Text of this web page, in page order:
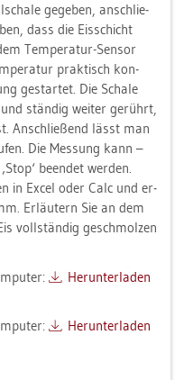
ge­ge­ben, an­schlie­
dass die Eis­schicht
Tem­pe­ra­tur-Sen­sor
prak­tisch kon­
ge­star­tet. Die Scha­le
stän­dig wei­ter ge­rührt,
An­schlie­ßend lässt man
Die Mes­sung kann –
be­en­det wer­den.
in Excel oder Calc und er­
Er­läu­tern Sie an dem
voll­stän­dig ge­schmol­zen
Her­un­ter­la­den
Her­un­ter­la­den